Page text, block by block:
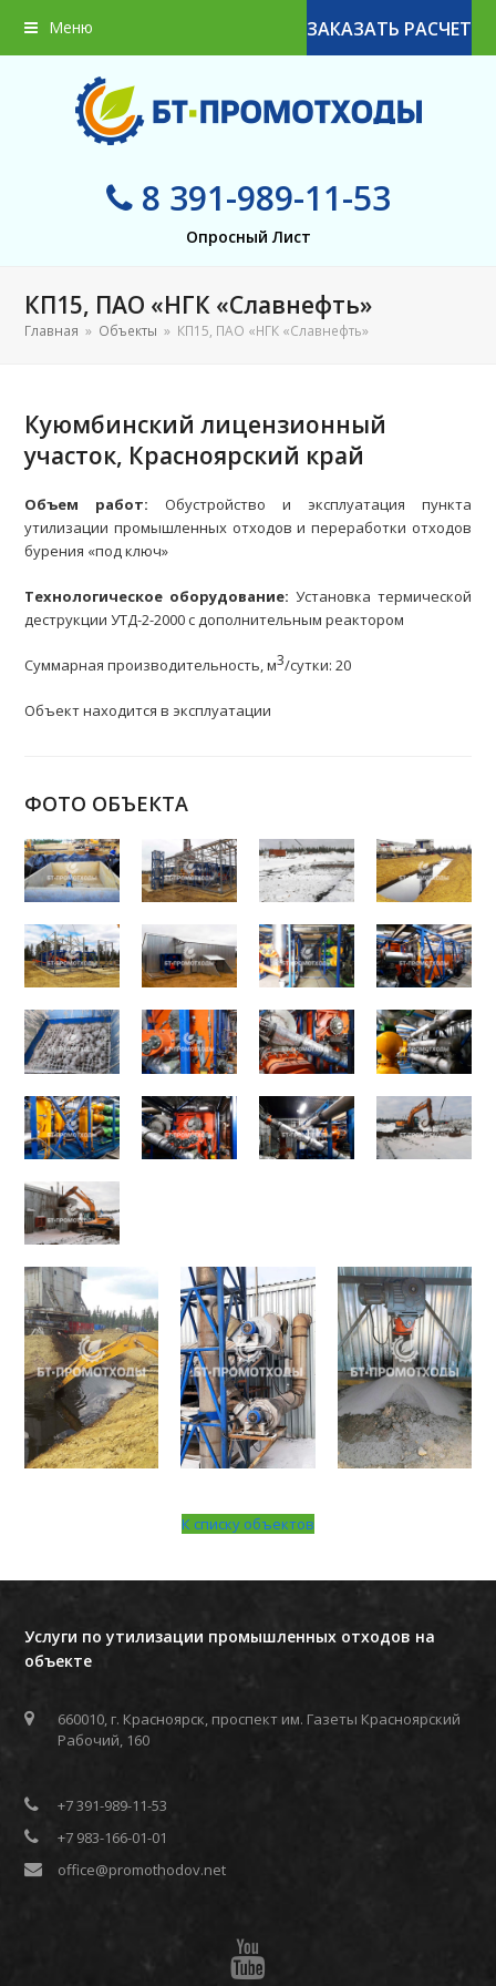
Меню
8 391-989-11-53
Опросный Лист
КП15, ПАО «НГК «Славнефть»
Главная » Объекты » КП15, ПАО «НГК «Славнефть»
Куюмбинский лицензионный
участок, Красноярский край
Объем работ: Обустройство и эксплуатация пункта
утилизации промышленных отходов и переработки отходов
бурения «под ключ»
Технологическое оборудование: Установка термической
деструкции УТД-2-2000 с дополнительным реактором
Суммарная производительность, м3/сутки: 20
Объект находится в эксплуатации
ФОТО ОБЪЕКТА
К списку объектов
Услуги по утилизации промышленных отходов на
объекте
660010, г. Красноярск, проспект им. Газеты Красноярский
Рабочий, 160
+7 391-989-11-53
+7 983-166-01-01
office@promothodov.net
ЗАКАЗАТЬ РАСЧЕТ